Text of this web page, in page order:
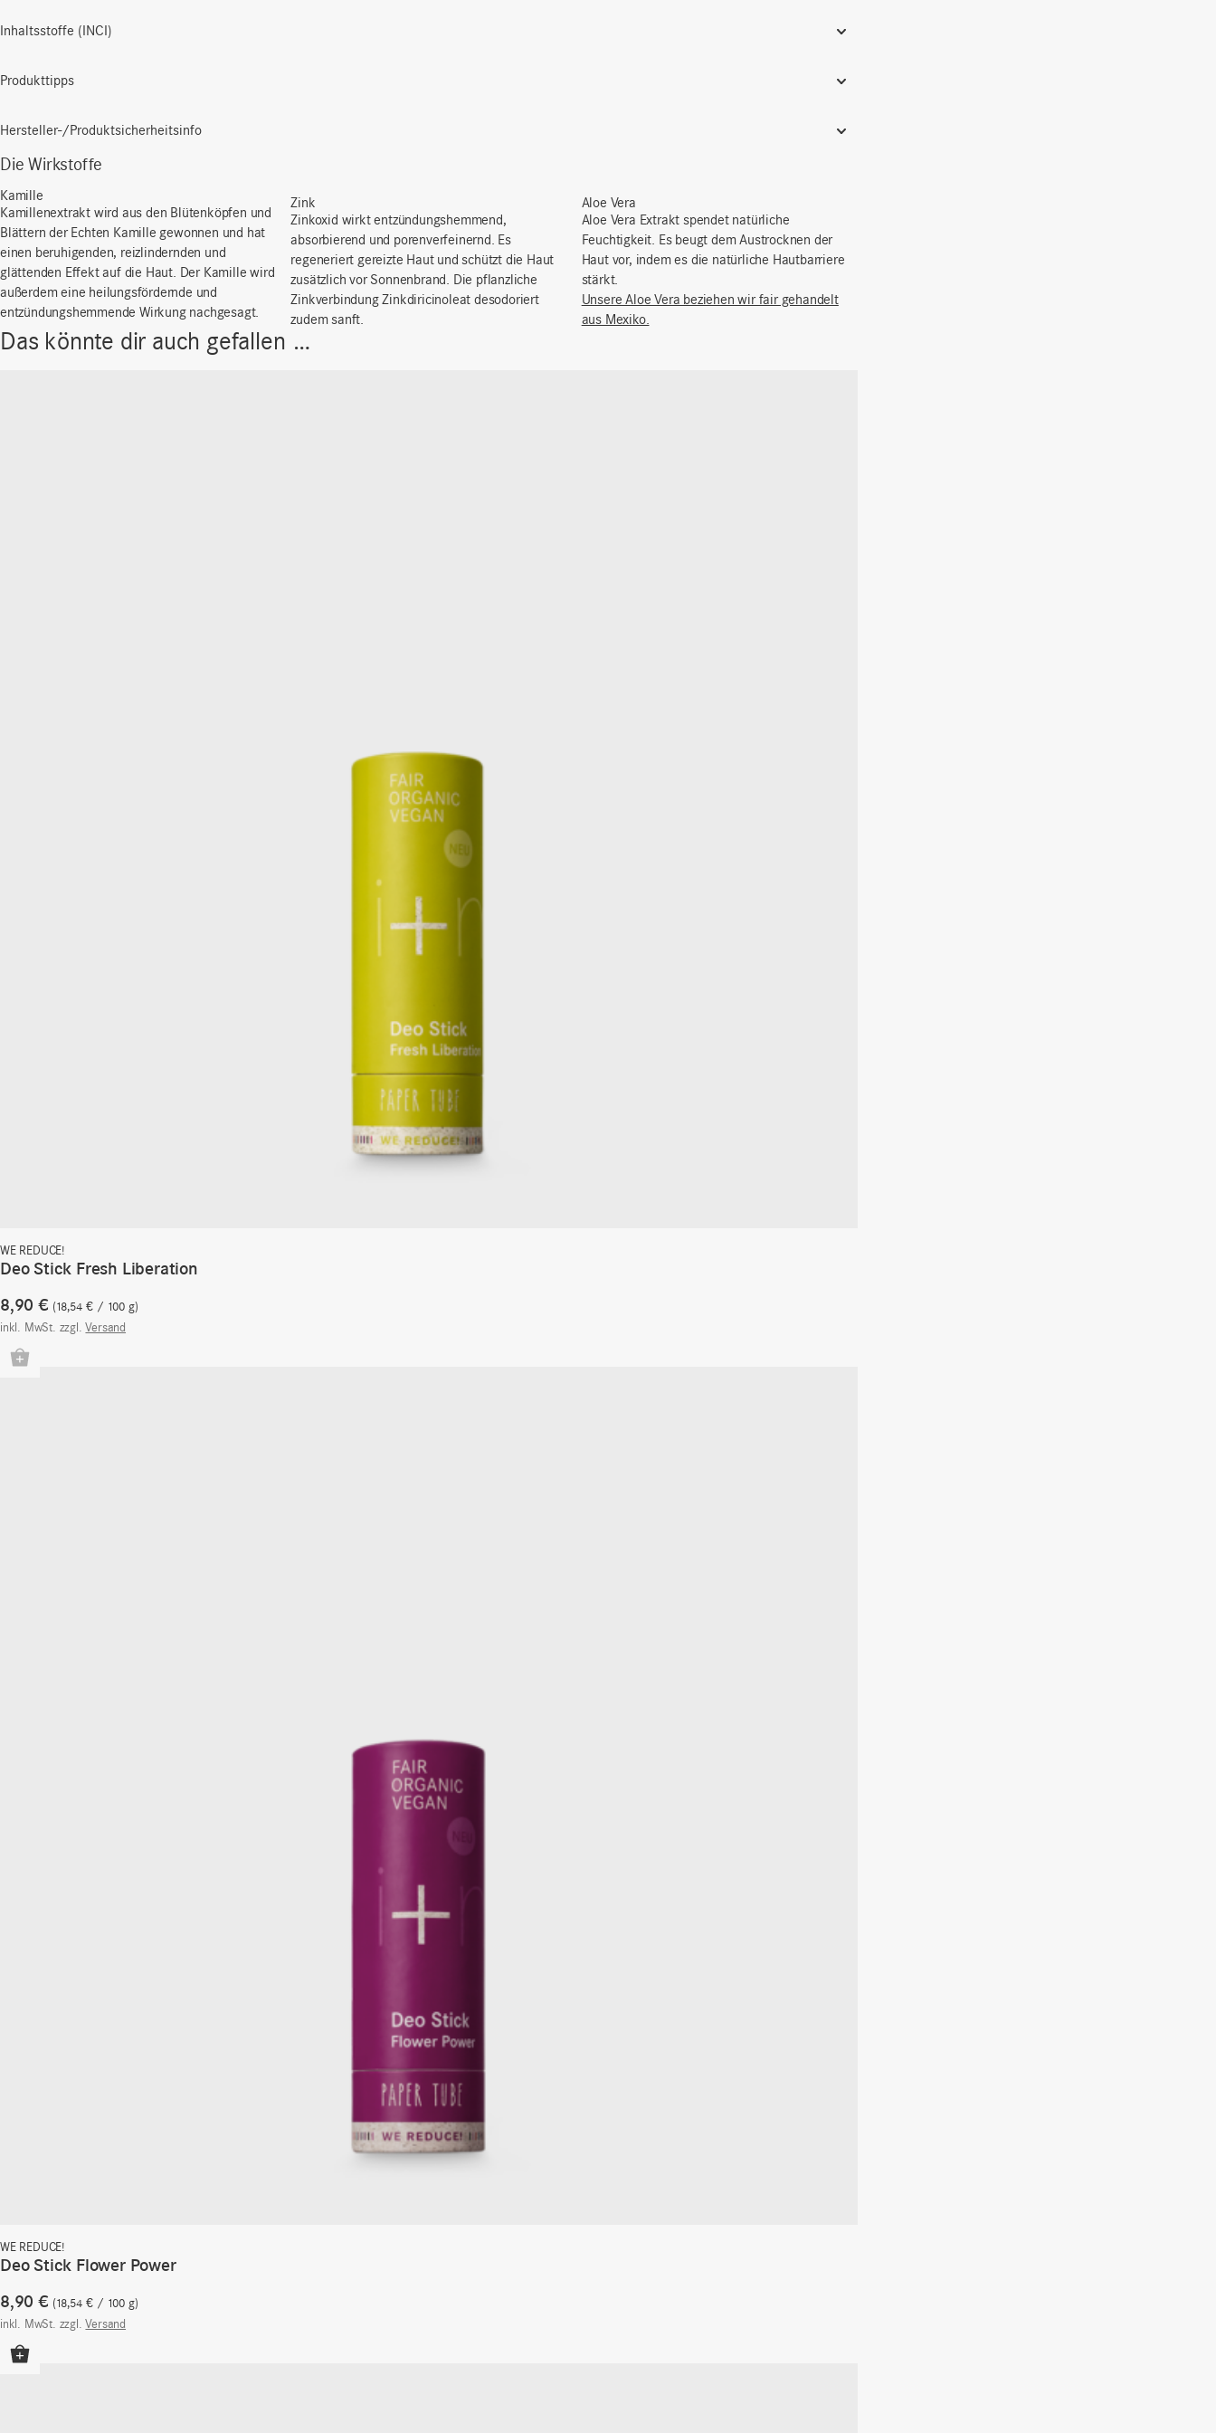
Inhaltsstoffe (INCI)
Produkttipps
Hersteller-/Produktsicherheitsinfo
Die Wirkstoffe
Kamille
Kamillenextrakt wird aus den Blütenköpfen und
Blättern der Echten Kamille gewonnen und hat
einen beruhigenden, reizlindernden und
glättenden Effektauf die Haut. Der Kamillewird
außerdem eine heilungsfördernde und
entzündungshemmende Wirkung nachgesagt.
Zink
Zinkoxid wirkt entzündungshemmend,
absorbierend und porenverfeinernd. Es
regeneriert gereizte Haut und schützt die Haut
zusätzlich vor Sonnenbrand. Die pflanzliche
Zinkverbindung Zinkdiricinoleat desodoriert
zudem sanft.
Aloe Vera
Aloe Vera Extrakt spendet natürliche
Feuchtigkeit. Es beugt dem Austrocknen der
Haut vor, indem es die natürliche Hautbarriere
stärkt.
Unsere Aloe Vera beziehen wir fair gehandelt
aus Mexiko.
Das könnte dir auch gefallen …
WE REDUCE!
Deo Stick Fresh Liberation
8,90 € 18,54€ / 100 g
inkl. MwSt. zzgl.Versand
WE REDUCE!
Deo Stick Flower Power
8,90 € 18,54€ / 100 g
inkl. MwSt. zzgl.Versand